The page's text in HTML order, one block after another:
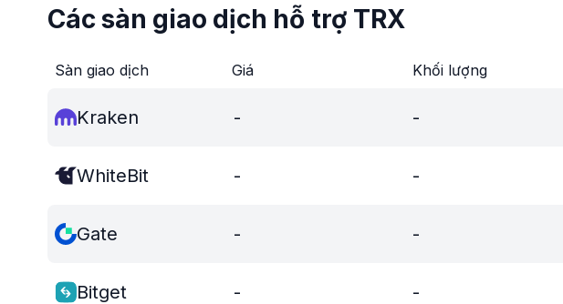
Các sàn giao dịch hỗ trợ TRX
Sàn giao dịch Giá Khối lượng
Kraken - -
WhiteBit - -
Gate - -
Bitget - -